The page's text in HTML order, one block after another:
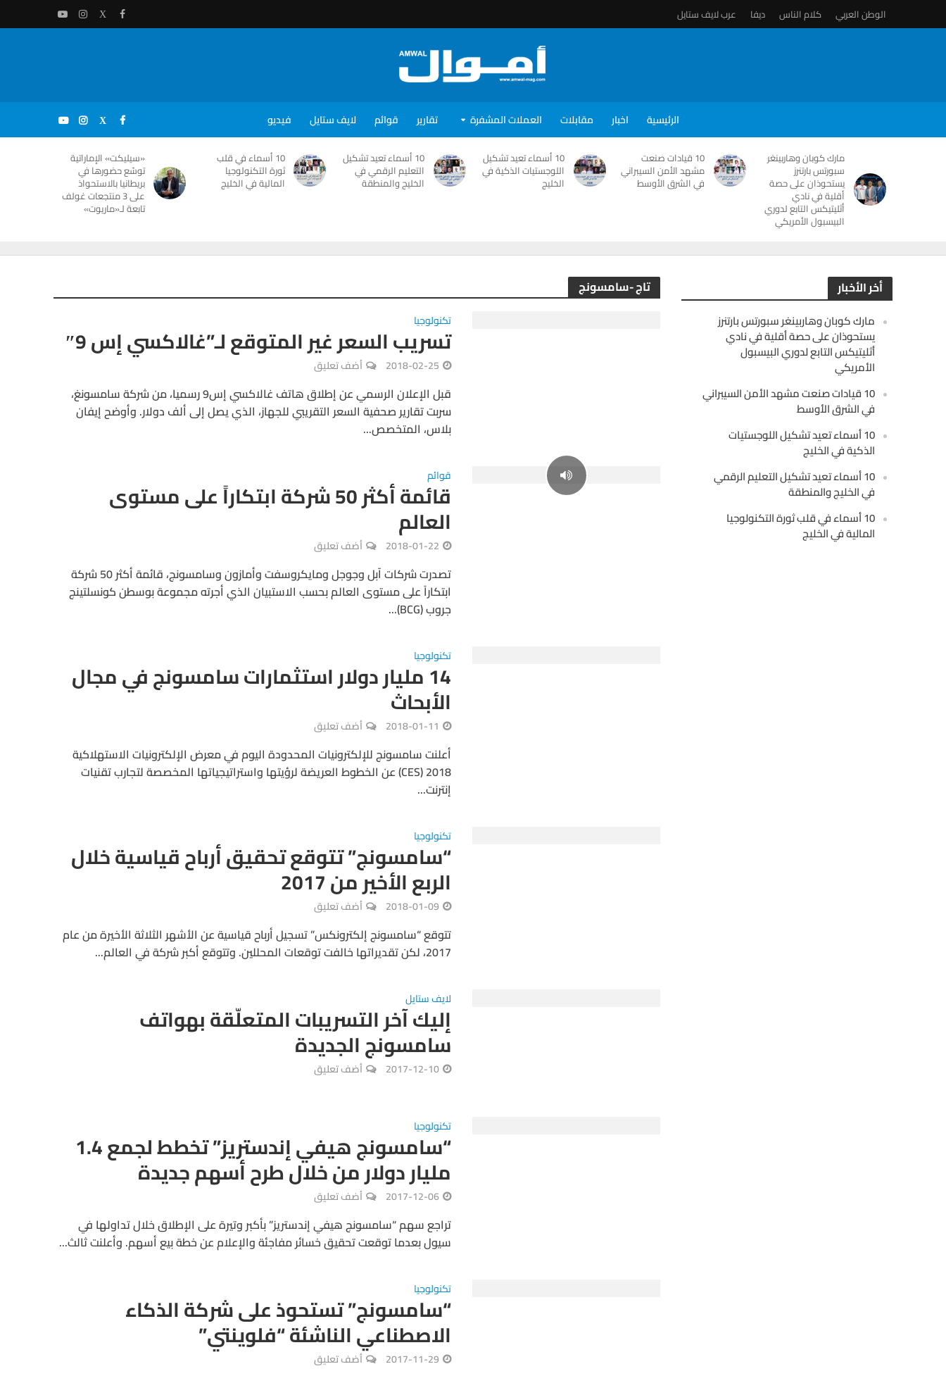
الوطن العربي كلام الناس ديفا عرب لايف ستايل
الرئيسية اخبار مقابلات العملات المشفرة تقارير قوائم لايف ستايل فيديو
مارك كوبان وهاربينغر
سبورتس بارتنرز
يستحوذان على حصة
أقلية في نادي
أثليتيكس التابع لدوري
البيسبول الأمريكي
10 قيادات صنعت
مشهد الأمن السيبراني
في الشرق الأوسط
10 أسماء تعيد تشكيل
اللوجستيات الذكية في
الخليج
10 أسماء تعيد تشكيل
التعليم الرقمي في
الخليج والمنطقة
10 أسماء في قلب
ثورة التكنولوجيا
المالية في الخليج
«سيليكت» الإماراتية
توسّع حضورها في
بريطانيا بالاستحواذ
على 3 منتجعات غولف
تابعة لـ«ماريوت»
تاج -سامسونج
تكنولوجيا
تسريب السعر غير المتوقع لـ”غالاكسي إس 9″
2018-02-25 أضف تعليق
قبل الإعلان الرسمي عن إطلاق هاتف غالاكسي إس9 رسميا، من شركة سامسونغ،
سربت تقارير صحفية السعر التقريبي للجهاز، الذي يصل إلى ألف دولار. وأوضح إيفان
بلاس، المتخصص...
قوائم
قائمة أكثر 50 شركة ابتكاراً على مستوى
العالم
2018-01-22 أضف تعليق
تصدرت شركات آبل وجوجل ومايكروسفت وأمازون وسامسونج، قائمة أكثر 50 شركة
ابتكاراً على مستوى العالم بحسب الاستبيان الذي أجرته مجموعة بوسطن كونسلتينج
جروب (BCG)...
تكنولوجيا
14 مليار دولار استثمارات سامسونج في مجال
الأبحاث
2018-01-11 أضف تعليق
أعلنت سامسونج للإلكترونيات المحدودة اليوم في معرض الإلكترونيات الاستهلاكية
2018 (CES) عن الخطوط العريضة لرؤيتها واستراتيجياتها المخصصة لتجارب تقنيات
إنترنت...
تكنولوجيا
“سامسونج” تتوقع تحقيق أرباح قياسية خلال
الربع الأخير من 2017
2018-01-09 أضف تعليق
تتوقع “سامسونج إلكترونكس” تسجيل أرباح قياسية عن الأشهر الثلاثة الأخيرة من عام
2017، لكن تقديراتها خالفت توقعات المحللين. وتتوقع أكبر شركة في العالم...
لايف ستايل
إليك آخر التسريبات المتعلّقة بهواتف
سامسونج الجديدة
2017-12-10 أضف تعليق
تكنولوجيا
“سامسونج هيفي إندستريز” تخطط لجمع 1.4
مليار دولار من خلال طرح أسهم جديدة
2017-12-06 أضف تعليق
تراجع سهم “سامسونج هيفي إندستريز” بأكبر وتيرة على الإطلاق خلال تداولها في
سيول بعدما توقعت تحقيق خسائر مفاجئة والإعلام عن خطة بيع أسهم. وأعلنت ثالث...
تكنولوجيا
“سامسونج” تستحوذ على شركة الذكاء
الاصطناعي الناشئة “فلوينتي”
2017-11-29 أضف تعليق
أخر الأخبار
مارك كوبان وهاربينغر سبورتس بارتنرز
يستحوذان على حصة أقلية في نادي
أثليتيكس التابع لدوري البيسبول
الأمريكي
10 قيادات صنعت مشهد الأمن السيبراني
في الشرق الأوسط
10 أسماء تعيد تشكيل اللوجستيات
الذكية في الخليج
10 أسماء تعيد تشكيل التعليم الرقمي
في الخليج والمنطقة
10 أسماء في قلب ثورة التكنولوجيا
المالية في الخليج